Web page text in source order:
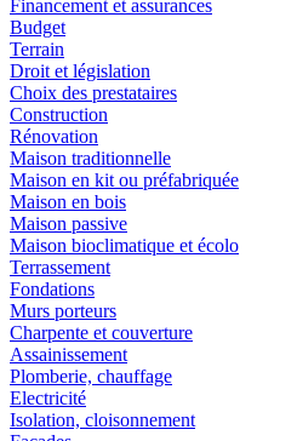
Financement et assurances
Budget
Terrain
Droit et législation
Choix des prestataires
Construction
Rénovation
Maison traditionnelle
Maison en kit ou préfabriquée
Maison en bois
Maison passive
Maison bioclimatique et écolo
Terrassement
Fondations
Murs porteurs
Charpente et couverture
Assainissement
Plomberie, chauffage
Electricité
Isolation, cloisonnement